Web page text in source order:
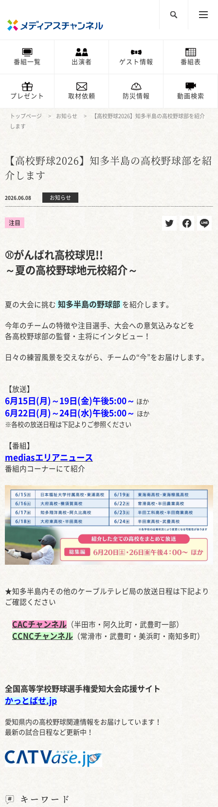
番組一覧 出演者 ゲスト情報 番組表
プレゼント 取材依頼 防災情報 動画検索
トップページ お知らせ
【高校野球2026】知多半島の高校野球部を紹介
します
【高校野球2026】知多半島の高校野球部を紹
介します
2026.06.08 お知らせ
注目
⚾がんばれ高校球児!!
～夏の高校野球地元校紹介～
夏の大会に挑む 知多半島の野球部 を紹介します。
今年のチームの特徴や注目選手、大会への意気込みなどを
各高校野球部の監督・主将にインタビュー！
日々の練習風景を交えながら、チームの“今”をお届けします。
【放送】
6月15日(月)～19日(金)午後5:00～ ほか
6月22日(月)～24日(水)午後5:00～ ほか
※各校の放送日程は下記よりご参照ください
【番組】
mediasエリアニュース
番組内コーナーにて紹介
★知多半島内その他のケーブルテレビ局の放送日程は下記より
ご確認ください
CACチャンネル （半田市・阿久比町・武豊町一部）
CCNCチャンネル （常滑市・武豊町・美浜町・南知多町）
全国高等学校野球選手権愛知大会応援サイト
かっとばせ.jp
愛知県内の高校野球関連情報をお届けしています！
最新の試合日程など更新中！
キーワード